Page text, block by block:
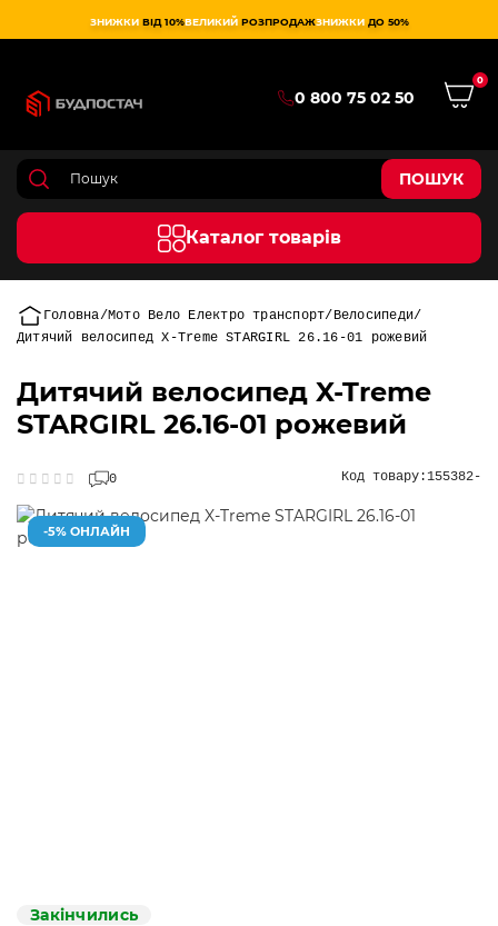
ЗНИЖКИ ВІД 10%ВЕЛИКИЙ РОЗПРОДАЖЗНИЖКИ ДО 50%
0 800 75 02 50
0
ПОШУК
Каталог товарів
Головна Мото Вело Електро транспорт
Велосипеди
Дитячий велосипед X-Treme STARGIRL 26.16-01 рожевий
Дитячий велосипед X-Treme
STARGIRL 26.16-01 рожевий
0 Код товару:155382-
-5% ОНЛАЙН
Закінчились